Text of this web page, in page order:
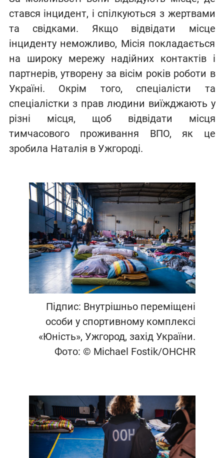
стався інцидент, і спілкуються з жертвами
та свідками. Якщо відвідати місце
інциденту неможливо, Місія покладається
на широку мережу надійних контактів і
партнерів, утворену за вісім років роботи в
Україні. Окрім того, спеціалісти та
спеціалістки з прав людини виїжджають у
різні місця, щоб відвідати місця
тимчасового проживання ВПО, як це
зробила Наталія в Ужгороді.
Підпис: Внутрішньо переміщені
особи у спортивному комплексі
«Юність», Ужгород, захід України.
Фото: © Michael Fostik/OHCHR